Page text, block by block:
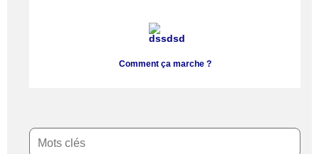
Comment ça marche ?
Mots clés